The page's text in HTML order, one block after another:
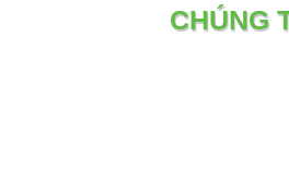
CHÚNG